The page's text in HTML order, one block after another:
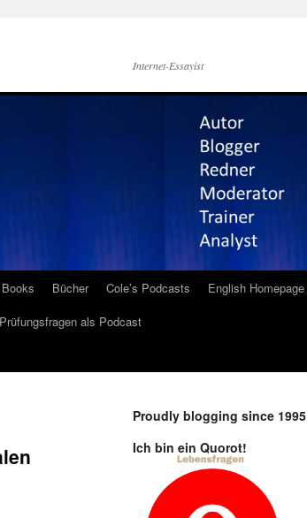
Internet-Essayist
Books Bücher Cole’s Podcasts
English Homepage
als Podcast
Proudly blogging since 1995
Ich bin ein Quorot!